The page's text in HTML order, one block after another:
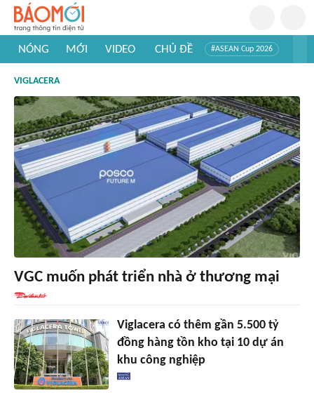
NÓNG MỚI VIDEO CHỦ ĐỀ #ASEAN Cup 2026
#Khám phá thế giới
VIGLACERA
VGC muốn phát triển nhà ở thương mại
Viglacera có thêm gần 5.500 tỷ
đồng hàng tồn kho tại 10 dự án
khu công nghiệp